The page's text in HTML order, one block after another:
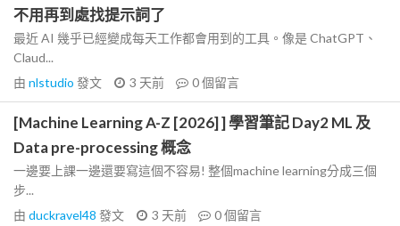
不用再到處找提示詞了
最近 AI 幾乎已經變成每天工作都會用到的工具。像是 ChatGPT、
Claud...
由 nlstudio 發文 3 天前 0個留言
[Machine Learning A-Z [2026] ] 學習筆記 Day2 ML 及
Data pre-processing 概念
一邊要上課一邊還要寫這個不容易! 整個machine learning分成三個
步...
由 duckravel48 發文 3 天前 0個留言